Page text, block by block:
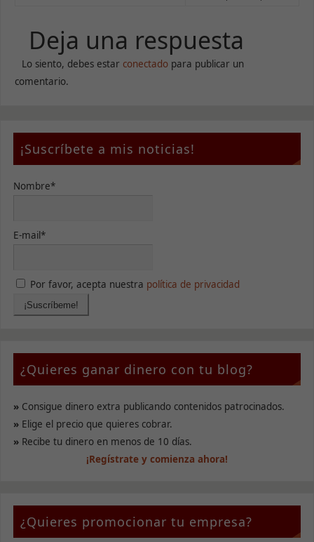
Deja una respuesta
Lo siento, debes estar conectado para publicar un
comentario.
¡Suscríbete a mis noticias!
Nombre*
E-mail*
Por favor, acepta nuestra política de privacidad
¿Quieres ganar dinero con tu blog?
»Consigue dinero extra publicando contenidos patrocinados.
»Elige el precio que quieres cobrar.
»Recibe tu dinero en menos de 10 días.
¡Regístrate y comienza ahora!
¿Quieres promocionar tu empresa?